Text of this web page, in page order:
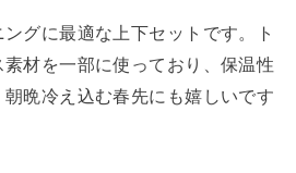
ングに最適な上下セットです。ト
材を一部に使っており、保温性
晩冷え込む春先にも嬉しいです